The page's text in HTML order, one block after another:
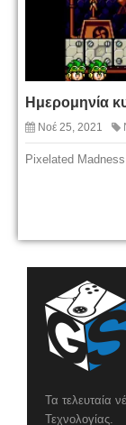
Ημερομηνία
Νοέ 25, 2021
Pixelated Madness
Τα τελευταία
Τεχνολογίας.